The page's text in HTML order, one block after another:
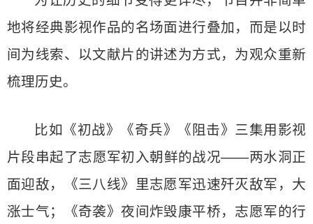
地将经典影视作品的名场面进行叠加，而是以时
间为线索、以文献片的讲述为方式，为观众重新
梳理历史。
比如《初战》《奇兵》《阻击》三集用影视
片段串起了志愿军初入朝鲜的战况——两水洞正
面迎敌，《三八线》里志愿军迅速歼灭敌军，大
涨士气；《奇袭》夜间炸毁康平桥，志愿军的行